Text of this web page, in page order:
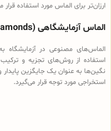
ارزان‌تر برای الماس مورد استفاده قرار
الماس آزمایشگاهی (Lab-Grown Diamonds):
الماس‌های مصنوعی در آزمایشگاه
استفاده از روش‌های تجزیه و
نگین‌ها به عنوان یک جایگزین
استخراجی مورد توجه قرار می‌گیرد.